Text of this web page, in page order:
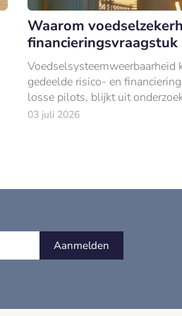
Waarom
financieringsvraagstuk
Voedselsysteemweerbaarheid
gedeelde risico- en
losse pilots, blijkt uit
Forum en Bain & Company.
03 juli 2026
Aanmelden